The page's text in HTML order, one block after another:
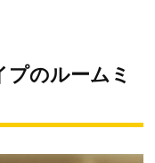
のルームミ